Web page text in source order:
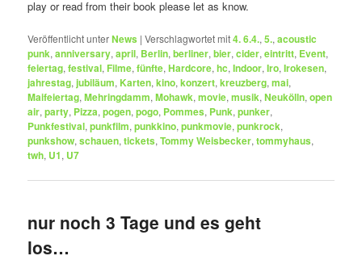
play or read from their book please let as know.
Veröffentlicht unterNews |Verschlagwortet mit4. 6.4.,5.,acoustic
punk,anniversary,april, Berlin,berliner,bier,cider,eintritt, Event,
feiertag,festival, Filme,fünfte,Hardcore,hc,Indoor,Iro,Irokesen,
jahrestag,jubiläum, Karten,kino,konzert,kreuzberg,mai,
Maifeiertag,Mehringdamm,Mohawk,movie,musik,Neukölln,open
air,party, Pizza,pogen,pogo, Pommes, Punk,punker,
Punkfestival,punkfilm,punkkino,punkmovie,punkrock,
punkshow,schauen,tickets,Tommy Weisbecker,tommyhaus,
twh, U1, U7
nur noch 3 Tage und es geht
los…